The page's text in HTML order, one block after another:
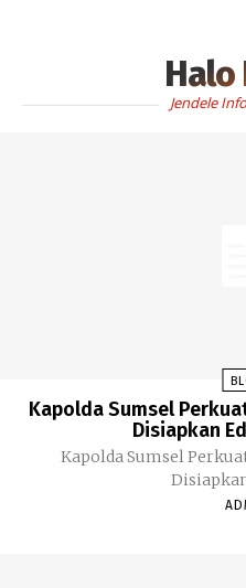
Halo
Jendele
Kapolda Sumsel
Disiapkan
Kapolda Sumsel